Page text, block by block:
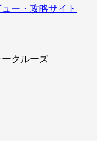
クルーズ